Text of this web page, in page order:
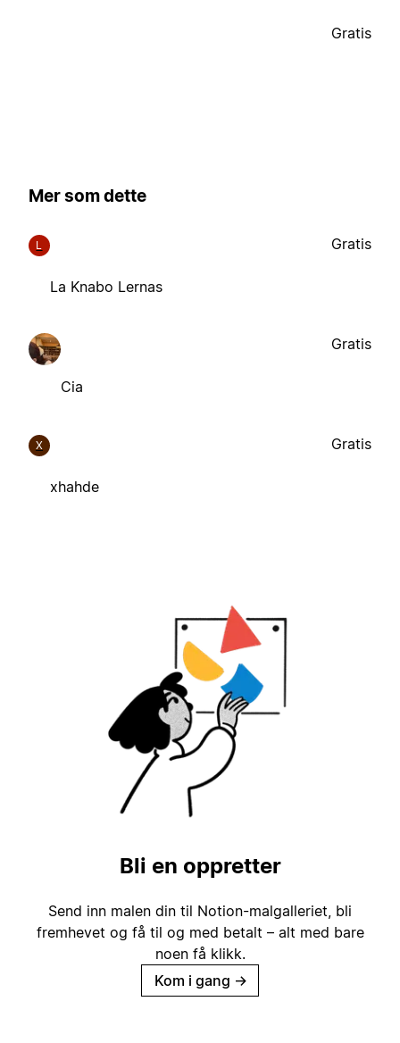
Gratis
Mer som dette
L
La Knabo Lernas
Gratis
Cia
Gratis
X
xhahde
Gratis
Bli en oppretter
Send inn malen din til Notion-malgalleriet, bli
fremhevet og få til og med betalt – alt med bare
noen få klikk.
Kom i gang →